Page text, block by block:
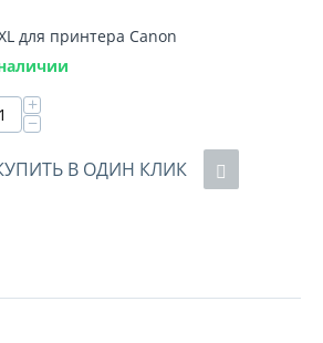
для принтера Canon
+
−
В ОДИН КЛИК